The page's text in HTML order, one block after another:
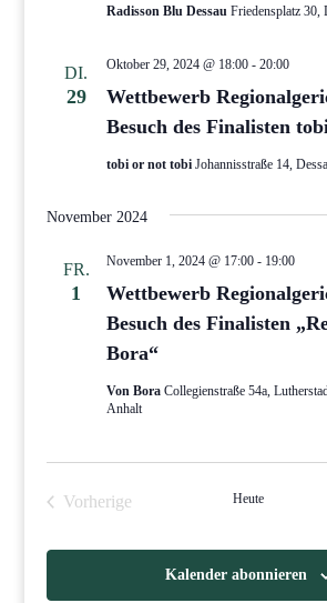
Radisson Blu Dessau Friedensplatz 30,
DI.
29
Wettbewerb
Besuch des Finalisten
Oktober 29, 2024 @ 18:00- 20:00
tobi or not tobi Johannisstraße 14,
November 2024
FR.
1
Wettbewerb
Besuch des Finalisten
Bora“
November 1, 2024 @ 17:00- 19:00
Von Bora Collegienstraße 54a,
Anhalt
Vorherige
Heute
Kalender abonnieren